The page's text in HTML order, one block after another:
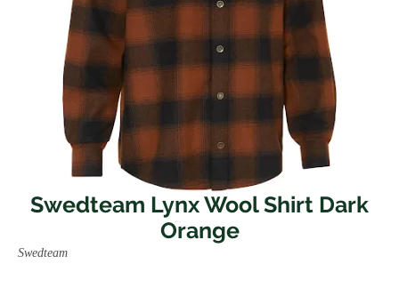
Swedteam Lynx Wool Shirt Dark
Orange
Swedteam